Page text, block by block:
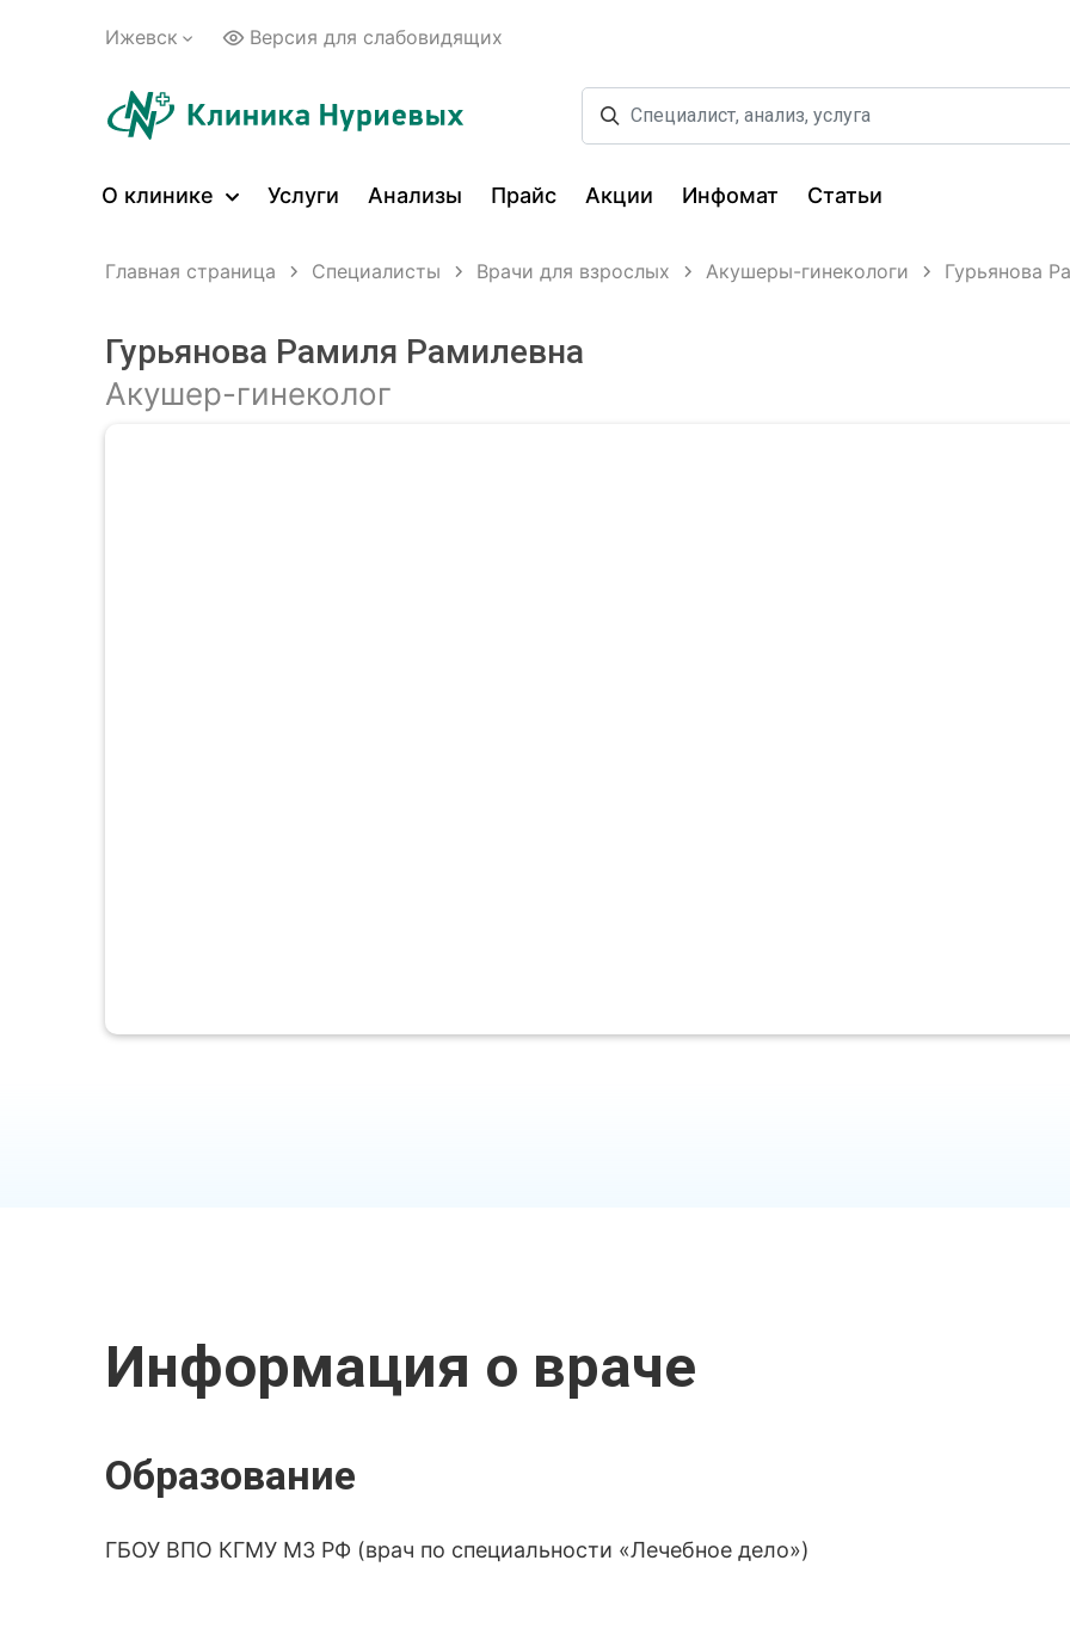
Ижевск Версия для слабовидящих
О клинике Услуги Анализы Прайс Акции Инфомат Статьи
Главная страница Специалисты Врачи для взрослых Акушеры-гинекологи Гурьянова
Гурьянова Рамиля Рамилевна
Акушер-гинеколог
Информация о враче
Образование
ГБОУ ВПО КГМУ МЗ РФ (врач по специальности «Лечебное дело»)